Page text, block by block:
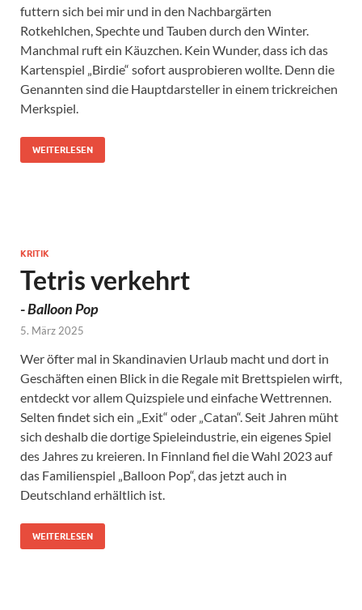
futtern sich bei mir und in den Nachbargärten
Rotkehlchen, Spechte und Tauben durch den Winter.
Manchmal ruft ein Käuzchen. Kein Wunder, dass ich das
Kartenspiel „Birdie“ sofort ausprobieren wollte. Denn die
Genannten sind die Hauptdarsteller in einem trickreichen
Merkspiel.
WEITERLESEN
KRITIK
Tetris verkehrt
-Balloon Pop
5. März 2025
Wer öfter mal in Skandinavien Urlaub macht und dort in
Geschäften einen Blick in die Regale mit Brettspielen wirft,
entdeckt vor allem Quizspiele und einfache Wettrennen.
Selten findet sich ein „Exit“ oder „Catan“. Seit Jahren müht
sich deshalb die dortige Spieleindustrie, ein eigenes Spiel
des Jahres zu kreieren. In Finnland fiel die Wahl 2023 auf
das Familienspiel „Balloon Pop“, das jetzt auch in
Deutschland erhältlich ist.
WEITERLESEN